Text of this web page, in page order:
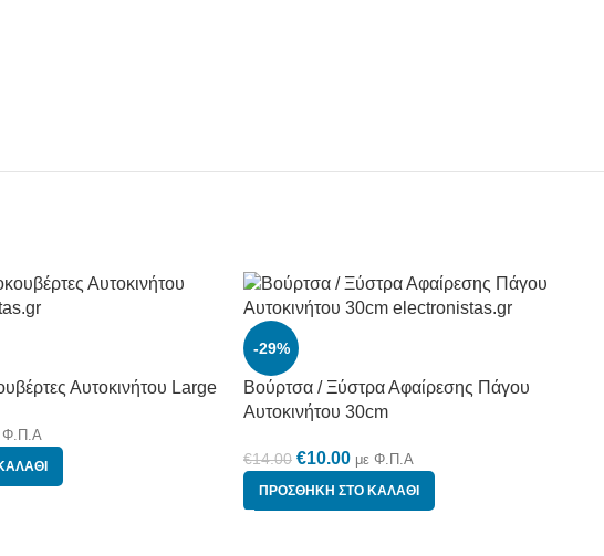
Αυτοκινήτου Large
Φ.Π.Α
-29%
Βούρτσα / Ξύστρα Αφαίρεσης Πάγου
Αυτοκινήτου 30cm
€14.00 €10.00 με Φ.Π.Α
ΠΡΟΣΘΉΚΗ ΣΤΟ ΚΑΛΆΘΙ